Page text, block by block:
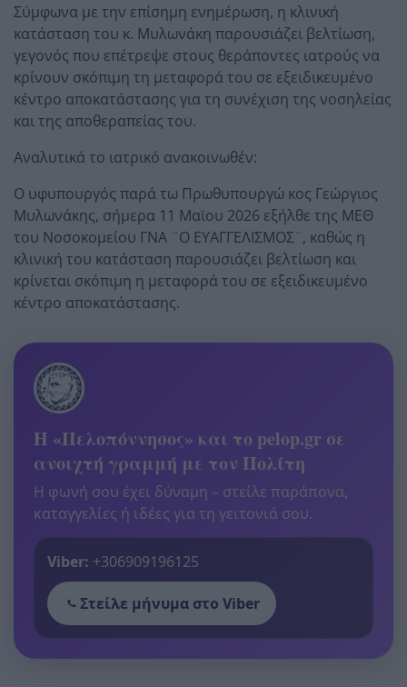
Σύμφωνα με την επίσημη ενημέρωση, η κλινική
κατάσταση του κ. Μυλωνάκη παρουσιάζει βελτίωση,
γεγονός που επέτρεψε στους θεράποντες ιατρούς να
κρίνουν σκόπιμη τη μεταφορά του σε εξειδικευμένο
κέντρο αποκατάστασης για τη συνέχιση της νοσηλείας
και της αποθεραπείας του.
Αναλυτικά το ιατρικό ανακοινωθέν:
Ο υφυπουργός παρά τω Πρωθυπουργώ κος Γεώργιος
Μυλωνάκης, σήμερα 11 Μαϊου 2026 εξήλθε της ΜΕΘ
του Νοσοκομείου ΓΝΑ ¨Ο ΕΥΑΓΓΕΛΙΣΜΟΣ¨, καθώς η
κλινική του κατάσταση παρουσιάζει βελτίωση και
κρίνεται σκόπιμη η μεταφορά του σε εξειδικευμένο
κέντρο αποκατάστασης.
Η «Πελοπόννησος» και το pelop.gr σε
ανοιχτή γραμμή με τον Πολίτη
Η φωνή σου έχει δύναμη – στείλε παράπονα,
καταγγελίες ή ιδέες για τη γειτονιά σου.
Viber: +306909196125
Στείλε μήνυμα στο Viber